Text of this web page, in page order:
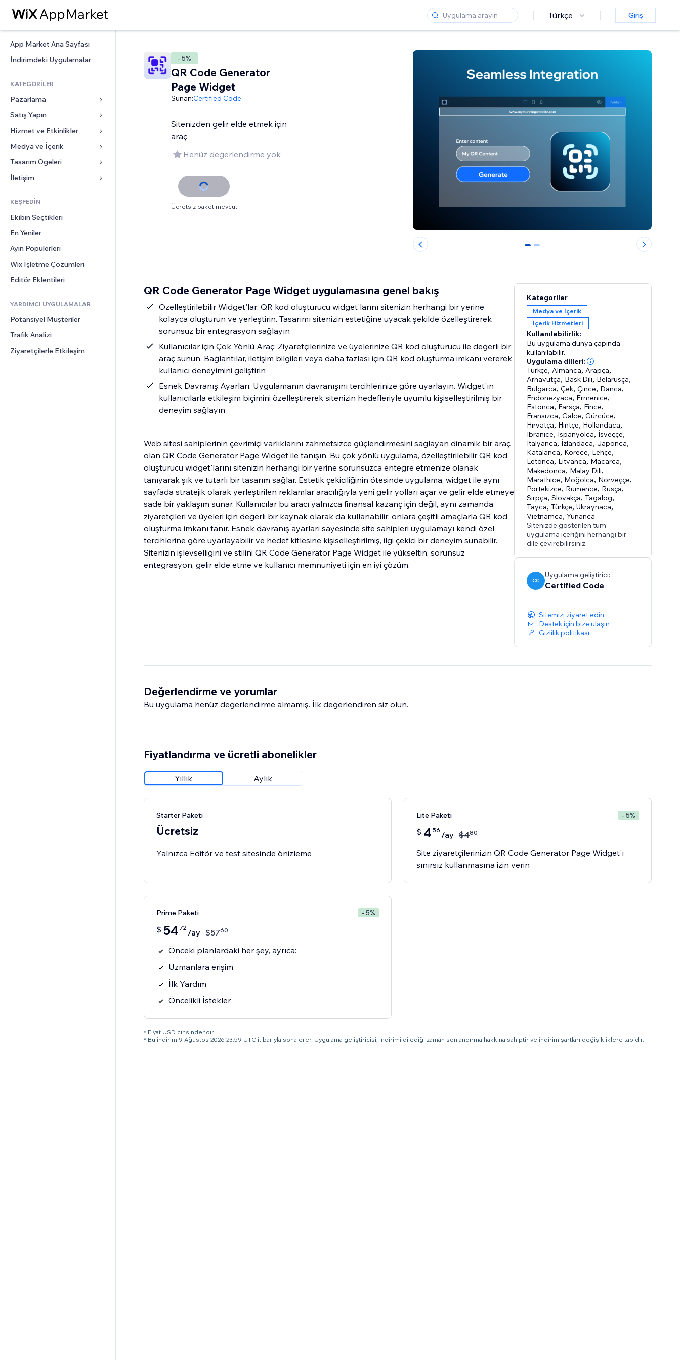
Türkçe Giriş
App Market Ana Sayfası
İndirimdeki Uygulamalar
KATEGORİLER
Pazarlama
Reklamlar
Mobil
Site Analizleri
Sosyal Ağ
Site Listeleri
E-posta
Satış Yapın
Mağazalar için uygulamalar
Gönderim ve Teslimat
Satış Düğmeleri
Muhasebe
Kuponlar ve Müşteri Sadakati
Depolama Çözümleri
Hizmet ve Etkinlikler
Oteller
Etkinlikler
Restoranlar
Emlak
Randevular
Medya ve İçerik
Galeri
Müzik
Podcast
Fotoğrafçılık
Video
PDF
Dosya Paylaşımı
Haberler
Tasarım Ögeleri
Haritalar ve Navigasyon
Gizlilik ve Güvenlik
Saat
Sayfa Şablonları
Görüntü Efektleri
Düğmeler ve Menüler
Afişler ve Rozetler
Hesap Makineleri
Arama
Hava Durumu
Grafik ve Tablolar
Formlar
Blog
Anketler
Sohbet
Yorumlar
Telefon
Topluluk
Değerlendirmeler ve Müşteri
KEŞFEDİN
Ekibin Seçtikleri
En Yeniler
Ayın Popülerleri
Wix İşletme Çözümleri
Editör Eklentileri
YARDIMCI UYGULAMALAR
Potansiyel Müşteriler
Trafik Analizi
Ziyaretçilerle Etkileşim
- 5%
QR Code Generator
Page Widget
Sunan:Certified Code
Sitenizden gelir elde etmek için
araç
Henüz değerlendirme yok
Ücretsiz paket mevcut
0 1
QR Code Generator Page Widget uygulamasına genel bakış
Özelleştirilebilir Widget'lar: QR kod oluşturucu widget'larını sitenizin herhangi bir yerine
kolayca oluşturun ve yerleştirin. Tasarımı sitenizin estetiğine uyacak şekilde özelleştirerek
sorunsuz bir entegrasyon sağlayın
Kullanıcılar için Çok Yönlü Araç: Ziyaretçilerinize ve üyelerinize QR kod oluşturucu ile değerli bir
araç sunun. Bağlantılar, iletişim bilgileri veya daha fazlası için QR kod oluşturma imkanı vererek
kullanıcı deneyimini geliştirin
Esnek Davranış Ayarları: Uygulamanın davranışını tercihlerinize göre uyarlayın. Widget'ın
kullanıcılarla etkileşim biçimini özelleştirerek sitenizin hedefleriyle uyumlu kişiselleştirilmiş bir
deneyim sağlayın
Web sitesi sahiplerinin çevrimiçi varlıklarını zahmetsizce güçlendirmesini sağlayan dinamik bir araç
olan QR Code Generator Page Widget ile tanışın. Bu çok yönlü uygulama, özelleştirilebilir QR kod
oluşturucu widget'larını sitenizin herhangi bir yerine sorunsuzca entegre etmenize olanak
tanıyarak şık ve tutarlı bir tasarım sağlar. Estetik çekiciliğinin ötesinde uygulama, widget ile aynı
sayfada stratejik olarak yerleştirilen reklamlar aracılığıyla yeni gelir yolları açar ve gelir elde etmeye
sade bir yaklaşım sunar. Kullanıcılar bu aracı yalnızca finansal kazanç için değil, aynı zamanda
ziyaretçileri ve üyeleri için değerli bir kaynak olarak da kullanabilir; onlara çeşitli amaçlarla QR kod
oluşturma imkanı tanır. Esnek davranış ayarları sayesinde site sahipleri uygulamayı kendi özel
tercihlerine göre uyarlayabilir ve hedef kitlesine kişiselleştirilmiş, ilgi çekici bir deneyim sunabilir.
Sitenizin işlevselliğini ve stilini QR Code Generator Page Widget ile yükseltin; sorunsuz
entegrasyon, gelir elde etme ve kullanıcı memnuniyeti için en iyi çözüm.
Kategoriler
Medya ve İçerik
İçerik Hizmetleri
Kullanılabilirlik:
Bu uygulama dünya çapında
kullanılabilir.
Uygulama dilleri:
Türkçe, Almanca, Arapça,
Arnavutça, Bask Dili, Belarusça,
Bulgarca,Çek,Çince, Danca,
Endonezyaca, Ermenice,
Estonca, Farsça, Fince,
Fransızca,Galce,Gürcüce,
Hırvatça, Hintçe, Hollandaca,
İbranice, İspanyolca, İsveççe,
İtalyanca, İzlandaca, Japonca,
Katalanca, Korece, Lehçe,
Letonca, Litvanca, Macarca,
Makedonca, Malay Dili,
Marathice, Moğolca, Norveççe,
Portekizce, Rumence, Rusça,
Sırpça,Slovakça,Tagalog,
Tayca,Türkçe,Ukraynaca,
Vietnamca,Yunanca
Sitenizde gösterilen tüm
uygulama içeriğini herhangi bir
dile çevirebilirsiniz.
CC
Uygulama geliştirici:
Certified Code
Sitemizi ziyaret edin
Destek için bize ulaşın
Gizlilik politikası
Değerlendirme ve yorumlar
Bu uygulama henüz değerlendirme almamış. İlk değerlendiren siz olun.
Fiyatlandırma ve ücretli abonelikler
Yıllık Aylık
Starter Paketi
Ücretsiz
Yalnızca Editör ve test sitesinde önizleme
Lite Paketi - 5%
$ 4 56 /ay $480
Site ziyaretçilerinizin QR Code Generator Page Widget'ı
sınırsız kullanmasına izin verin
Prime Paketi - 5%
$ 54 72 /ay $5760
Önceki planlardaki her şey, ayrıca:
Uzmanlara erişim
İlk Yardım
Öncelikli İstekler
* Fiyat USD cinsindendir.
* Bu indirim 9 Ağustos 2026 23:59 UTC itibarıyla sona erer. Uygulama geliştiricisi, indirimi dilediği zaman sonlandırma hakkına sahiptir ve indirim şartları değişikliklere tabidir.